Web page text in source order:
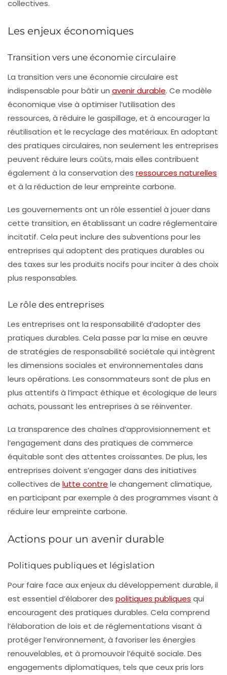
collectives.
Les enjeux économiques
Transition vers une économie circulaire
La transition vers une économie circulaire est
indispensable pour bâtir un avenir durable. Ce modèle
économique vise à optimiser l’utilisation des
ressources, à réduire le gaspillage, et à encourager la
réutilisation et le recyclage des matériaux. En adoptant
des pratiques circulaires, non seulement les entreprises
peuvent réduire leurs coûts, mais elles contribuent
également à la conservation des ressources naturelles
et à la réduction de leur empreinte carbone.
Les gouvernements ont un rôle essentiel à jouer dans
cette transition, en établissant un cadre réglementaire
incitatif. Cela peut inclure des subventions pour les
entreprises qui adoptent des pratiques durables ou
des taxes sur les produits nocifs pour inciter à des choix
plus responsables.
Le rôle des entreprises
Les entreprises ont la responsabilité d’adopter des
pratiques durables. Cela passe par la mise en œuvre
de stratégies de responsabilité sociétale qui intègrent
les dimensions sociales et environnementales dans
leurs opérations. Les consommateurs sont de plus en
plus attentifs à l’impact éthique et écologique de leurs
achats, poussant les entreprises à se réinventer.
La transparence des chaînes d’approvisionnement et
l’engagement dans des pratiques de commerce
équitable sont des attentes croissantes. De plus, les
entreprises doivent s’engager dans des initiatives
collectives de lutte contre le changement climatique,
en participant par exemple à des programmes visant à
réduire leur empreinte carbone.
Actions pour un avenir durable
Politiques publiques et législation
Pour faire face aux enjeux du développement durable, il
est essentiel d’élaborer des politiques publiques qui
encouragent des pratiques durables. Cela comprend
l’élaboration de lois et de réglementations visant à
protéger l’environnement, à favoriser les énergies
renouvelables, et à promouvoir l’équité sociale. Des
engagements diplomatiques, tels que ceux pris lors